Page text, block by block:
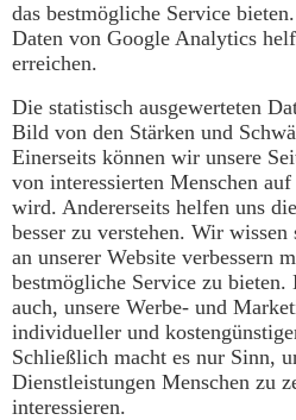
das bestmögliche Service
Daten von Google Analytics
erreichen.
Die statistisch ausgewerteten
Bild von den Stärken und
Einerseits können wir unsere
von interessierten Menschen
wird. Andererseits helfen uns
besser zu verstehen. Wir
an unserer Website verbessern
bestmögliche Service zu bieten.
auch, unsere Werbe- und
individueller und
Schließlich macht es nur Sinn,
Dienstleistungen Menschen zu
interessieren.